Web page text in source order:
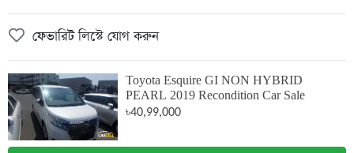
ফেভারিট লিস্টে যোগ করুন
Toyota Esquire GI NON HYBRID
PEARL 2019 Recondition Car Sale
৳40,99,000